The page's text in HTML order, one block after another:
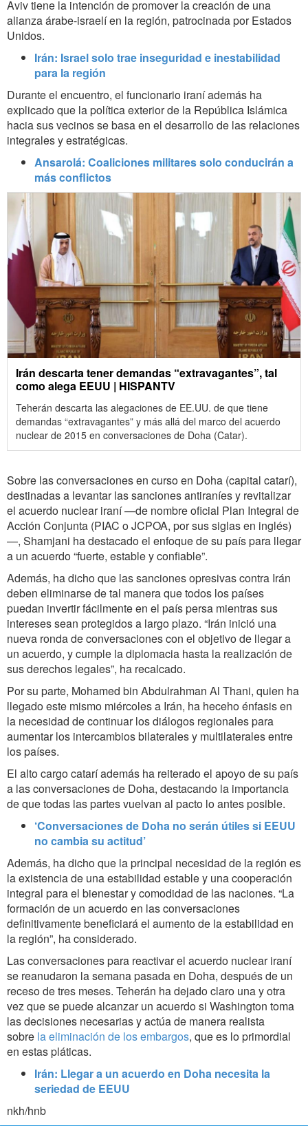
Aviv tiene la intención de promover la creación de una
alianza árabe-israelí en la región, patrocinada por Estados
Unidos.
Irán: Israel solo trae inseguridad e inestabilidad
para la región
Durante el encuentro, el funcionario iraní además ha
explicado que la política exterior de la República Islámica
hacia sus vecinos se basa en el desarrollo de las relaciones
integrales y estratégicas.
Ansarolá: Coaliciones militares solo conducirán a
más conflictos
Irán descarta tener demandas “extravagantes”, tal
como alega EEUU | HISPANTV
Teherán descarta las alegaciones de EE.UU. de que tiene
demandas “extravagantes” y más allá del marco del acuerdo
nuclear de 2015 en conversaciones de Doha (Catar).
Sobre las conversaciones en curso en Doha (capital catarí),
destinadas a levantar las sanciones antiraníes y revitalizar
el acuerdo nuclear iraní —de nombre oficial Plan Integral de
Acción Conjunta (PIAC o JCPOA, por sus siglas en inglés)
—, Shamjani ha destacado el enfoque de su país para llegar
a un acuerdo “fuerte, estable y confiable”.
Además, ha dicho que las sanciones opresivas contra Irán
deben eliminarse de tal manera que todos los países
puedan invertir fácilmente en el país persa mientras sus
intereses sean protegidos a largo plazo. “Irán inició una
nueva ronda de conversaciones con el objetivo de llegar a
un acuerdo, y cumple la diplomacia hasta la realización de
sus derechos legales”, ha recalcado.
Por su parte, Mohamed bin Abdulrahman Al Thani, quien ha
llegado este mismo miércoles a Irán, ha heceho énfasis en
la necesidad de continuar los diálogos regionales para
aumentar los intercambios bilaterales y multilaterales entre
los países.
El alto cargo catarí además ha reiterado el apoyo de su país
a las conversaciones de Doha, destacando la importancia
de que todas las partes vuelvan al pacto lo antes posible.
‘Conversaciones de Doha no serán útiles si EEUU
no cambia su actitud’
Además, ha dicho que la principal necesidad de la región es
la existencia de una estabilidad estable y una cooperación
integral para el bienestar y comodidad de las naciones. “La
formación de un acuerdo en las conversaciones
definitivamente beneficiará el aumento de la estabilidad en
la región”, ha considerado.
Las conversaciones para reactivar el acuerdo nuclear iraní
se reanudaron la semana pasada en Doha, después de un
receso de tres meses. Teherán ha dejado claro una y otra
vez que se puede alcanzar un acuerdo si Washington toma
las decisiones necesarias y actúa de manera realista
sobre la eliminación de los embargos, que es lo primordial
en estas pláticas.
Irán: Llegar a un acuerdo en Doha necesita la
seriedad de EEUU
nkh/hnb